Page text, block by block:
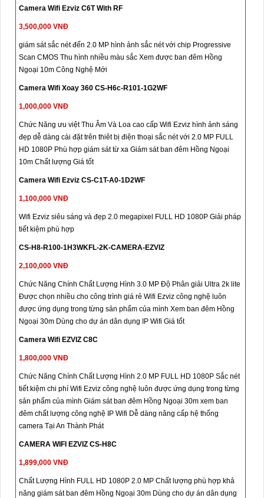
Camera Wifi Ezviz C6T With RF
3,500,000 VNĐ
giám sát sắc nét đến 2.0 MP hình ảnh sắc nét với chip Progressive
Scan CMOS Thu hình nhiều màu sắc Xem được ban đêm Hồng
Ngoại 10m Công Nghệ Mới
Camera Wifi Xoay 360 CS-H6c-R101-1G2WF
1,000,000 VNĐ
Chức Năng ưu việt Thu Âm Và Loa cao cấp Wifi Ezviz hình ảnh sáng
đẹp dễ dàng cài đặt trên thiêt bị điện thoại sắc nét với 2.0 MP FULL
HD 1080P Phù hợp giám sát từ xa Giám sát ban đêm Hồng Ngoại
10m Chất lượng Giá tốt
Camera Wifi Ezviz CS-C1T-A0-1D2WF
1,100,000 VNĐ
Wifi Ezviz siêu sáng và đẹp 2.0 megapixel FULL HD 1080P Giải pháp
tiết kiệm phù hợp
CS-H8-R100-1H3WKFL-2K-CAMERA-EZVIZ
2,100,000 VNĐ
Chức Năng Chính Chất Lượng Hình 3.0 MP Độ Phân giải Ultra 2k lite
Được chọn nhiều cho công trình giá rẻ Wifi Ezviz công nghệ luôn
được ứng dụng trong từng sản phẩm của mình Xem ban đêm Hồng
Ngoại 30m Dùng cho dự án dân dụng IP Wifi Giá tốt
Camera Wifi EZVIZ C8C
1,800,000 VNĐ
Chức Năng Chính Chất Lượng Hình 2.0 MP FULL HD 1080P Sắc nét
tiết kiệm chi phí Wifi Ezviz công nghệ luôn được ứng dụng trong từng
sản phẩm của mình Giám sát ban đêm Hồng Ngoại 30m xem ban
đêm chất lượng công nghệ IP Wifi Dễ dàng nâng cấp hệ thống
camera Tại An Thành Phát
CAMERA WIFI EZVIZ CS-H8C
1,899,000 VNĐ
Chất Lượng Hình FULL HD 1080P 2.0 MP Chất lượng phù hợp khả
năng giám sát ban đêm Hồng Ngoại 30m Dùng cho dự án dân dụng